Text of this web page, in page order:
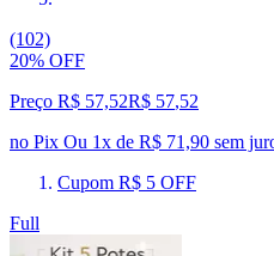
(102)
20% OFF
Preço R$ 57,52R$ 57,52
no Pix Ou 1x de R$ 71,90 sem
Cupom R$ 5 OFF
Full